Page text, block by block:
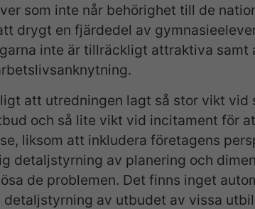
som inte når behörighet till de
drygt en fjärdedel av
inte är tillräckligt attraktiva samt
att utredningen lagt så stor vikt
och så lite vikt vid incitament för
liksom att inkludera företagens
detaljstyrning av planering och
de problemen. Det finns inget
detaljstyrning av utbudet av vissa